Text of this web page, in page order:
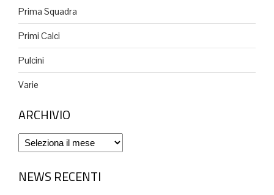
Prima Squadra
Primi Calci
Pulcini
Varie
ARCHIVIO
Archivio
NEWS RECENTI